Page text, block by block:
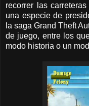
recorrer las
una especie de
la saga Grand Theft
de juego, entre los
modo historia o un